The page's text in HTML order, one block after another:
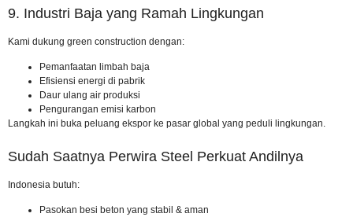
9. Industri Baja yang Ramah Lingkungan
Kami dukung green construction dengan:
Pemanfaatan limbah baja
Efisiensi energi di pabrik
Daur ulang air produksi
Pengurangan emisi karbon
Langkah ini buka peluang ekspor ke pasar global yang peduli lingkungan.
Sudah Saatnya Perwira Steel Perkuat Andilnya
Indonesia butuh:
Pasokan besi beton yang stabil & aman